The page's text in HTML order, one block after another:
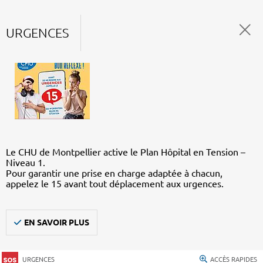
URGENCES
Le CHU de Montpellier active le Plan Hôpital en Tension –
Niveau 1.
Pour garantir une prise en charge adaptée à chacun,
appelez le 15 avant tout déplacement aux urgences.
EN SAVOIR PLUS
URGENCES ACCÈS RAPIDES